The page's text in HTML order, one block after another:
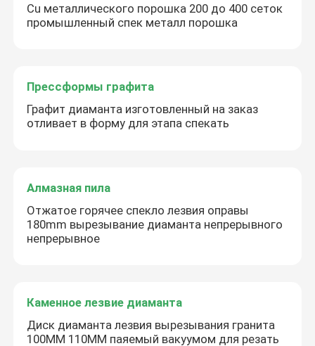
Cu металлического порошка 200 до 400 сеток
промышленный спек металл порошка
Прессформы графита
Графит диаманта изготовленный на заказ
отливает в форму для этапа спекать
Алмазная пила
Отжатое горячее спекло лезвия оправы
180mm вырезывание диаманта непрерывного
непрерывное
Каменное лезвие диаманта
Диск диаманта лезвия вырезывания гранита
100MM 110MM паяемый вакуумом для резать